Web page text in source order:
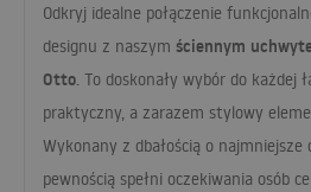
Odkryj idealne połączenie
designu z naszym ściennym
Otto. To doskonały wybór do każdej
praktyczny, a zarazem stylowy
Wykonany z dbałością o
pewnością spełni oczekiwania osób